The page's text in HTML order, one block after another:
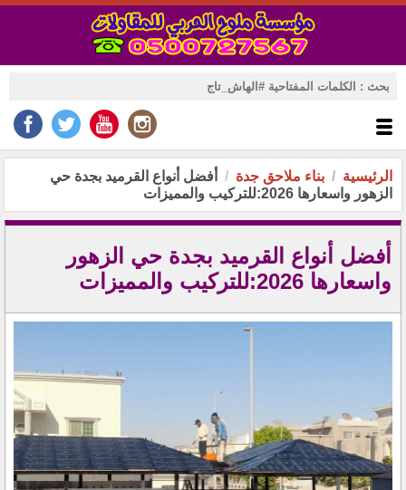
الرئيسية بناء ملاحق جدة
أفضل أنواع القرميد بجدة حي
الزهور واسعارها 2026:للتركيب والمميزات
أفضل أنواع القرميد بجدة حي الزهور
واسعارها 2026:للتركيب والمميزات